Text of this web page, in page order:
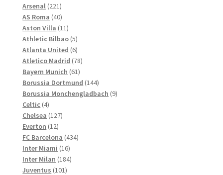
Arsenal 221221
Produkte
AS Roma 4040
Produkte
Aston Villa 1111
Produkte
Athletic Bilbao 55
Produkte
Atlanta United 66
Produkte
Atletico Madrid 7878
Bayern Munich 6161
Produkte
Borussia Dortmund 144144
Produkte
Borussia Monchengladbach 99
Celtic 44
Produkte
Chelsea 127127
Everton 1212
Produkte
FC Barcelona 434434
Inter Miami 1616
Produkte
Inter Milan 184184
Juventus 101101